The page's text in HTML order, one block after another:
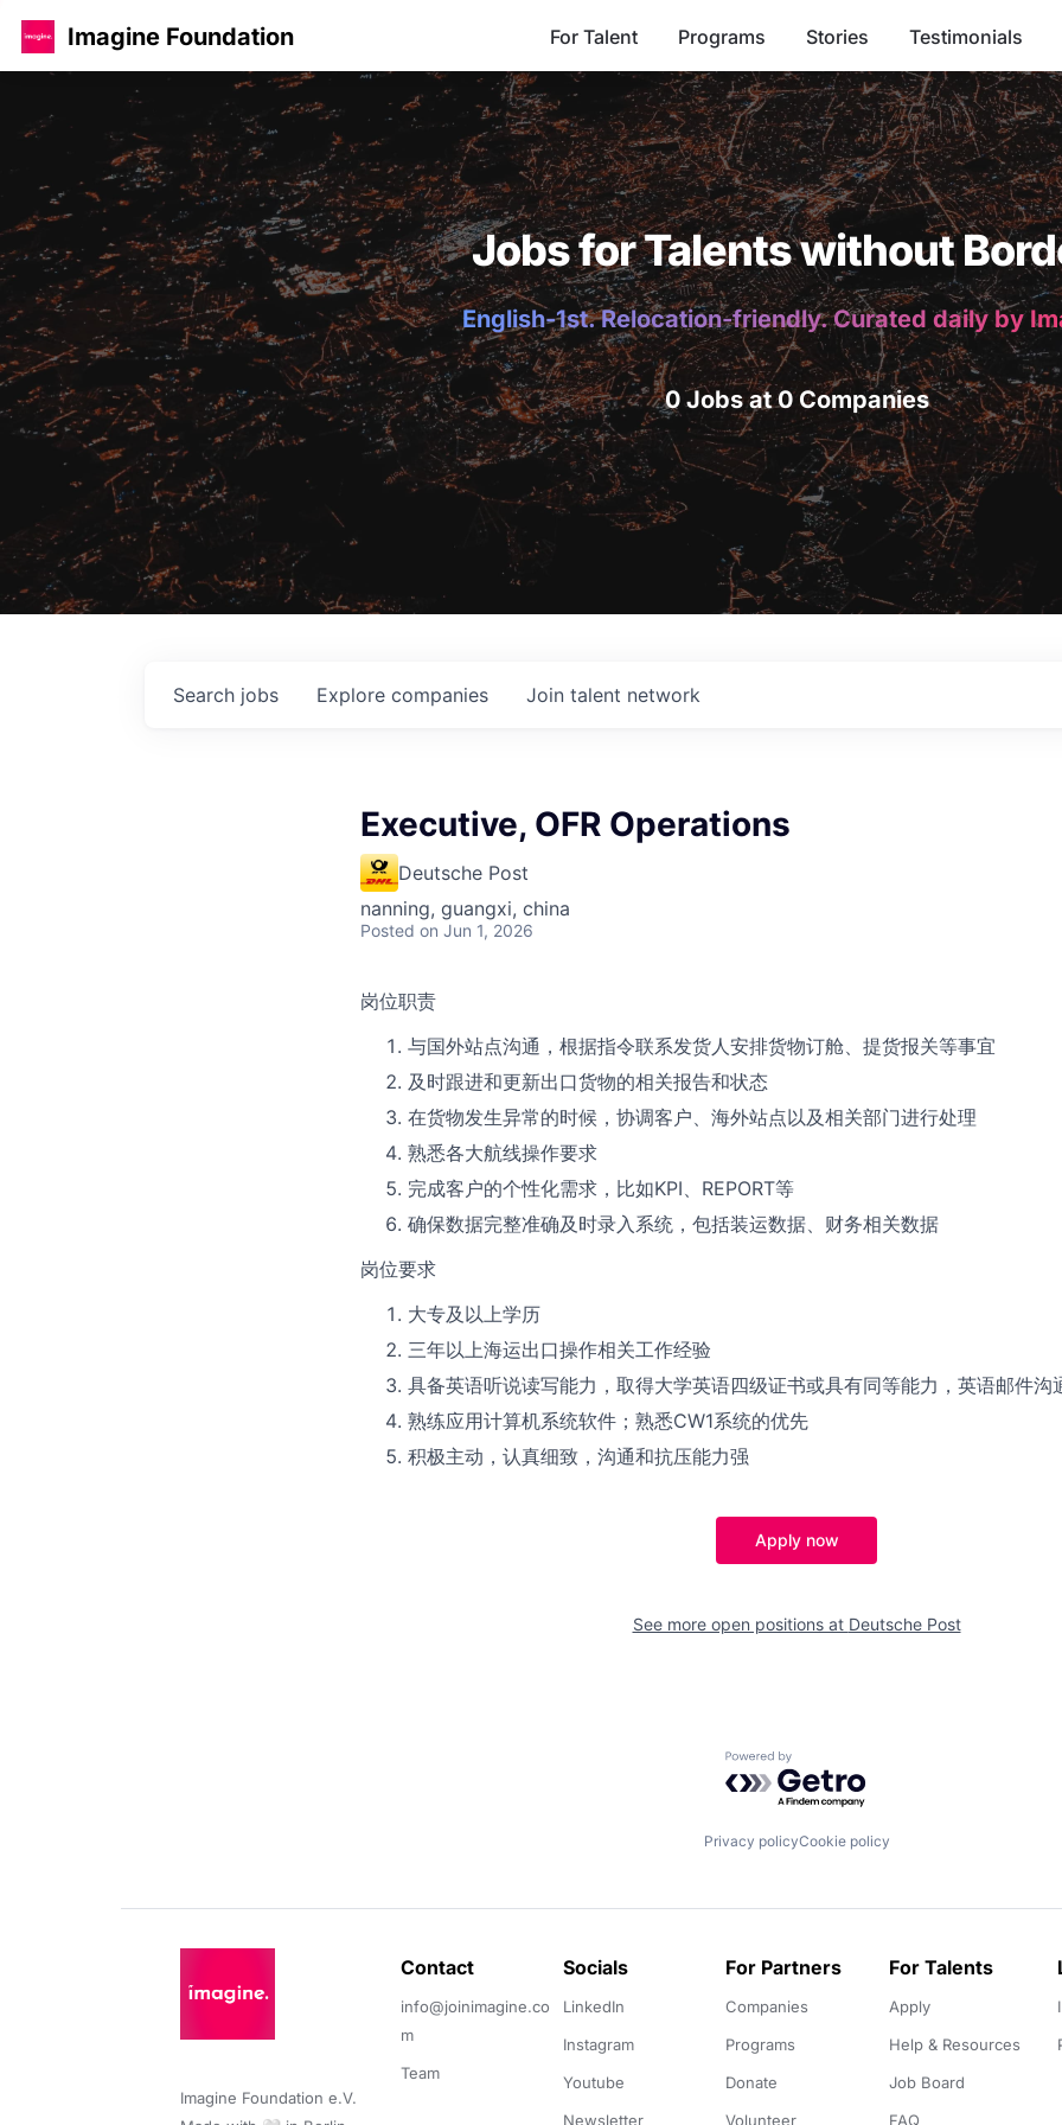
Imagine Foundation For Talent Programs Stories Testimonials
Jobs for Talents without
English-1st. Relocation-friendly. Curated daily by
0 Jobs at 0 Companies
Search jobs Explore companies Join talent network
Executive, OFR Operations
Deutsche Post
nanning, guangxi, china
Posted on Jun 1, 2026
岗位职责
与国外站点沟通，根据指令联系发货人安排货物订舱、提货报关等事宜
及时跟进和更新出口货物的相关报告和状态
在货物发生异常的时候，协调客户、海外站点以及相关部门进行处理
熟悉各大航线操作要求
完成客户的个性化需求，比如KPI REPORT等
确保数据完整准确及时录入系统，包括装运数据、财务相关数据
岗位要求
大专及以上学历
三年以上海运出口操作相关工作经验
具备英语听说读写能力，取得大学英语四级证书或具有同等能力，英语邮件沟
熟练应用计算机系统软件；熟悉CW1系统的优先
积极主动，认真细致，沟通和抗压能力强
Apply now
See more open positions at Deutsche Post
Powered by Getro.com
Privacy policyCookie policy
Imagine Foundation e.V.
Contact
info@joinimagine.co
m
Team
Socials
LinkedIn
Instagram
Youtube
Newsletter
For Partners
Companies
Programs
Donate
Volunteer
For Talents
Apply
Help & Resources
Job Board
FAQ